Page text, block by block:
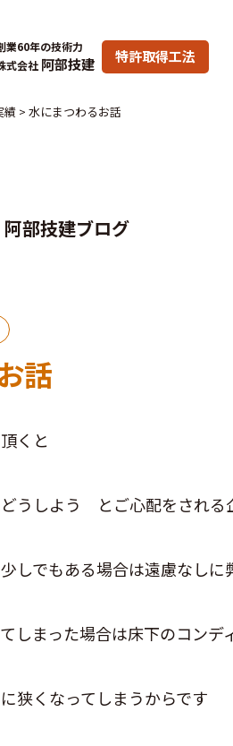
業60年の技術力
式会社 阿部技建 特許取得工法
績 > 水にまつわるお話
阿部技建ブログ
話
くと
うしよう とご心配をされる
しでもある場合は遠慮なしに
しまった場合は床下のコンデ
狭くなってしまうからです